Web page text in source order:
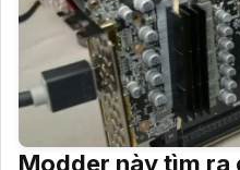
Modder này tìm ra